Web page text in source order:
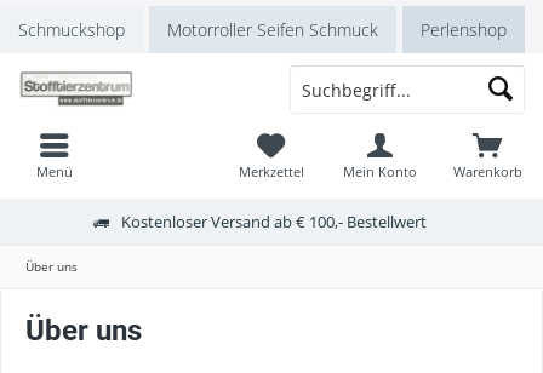
Schmuckshop Motorroller Seifen Schmuck Perlenshop
Kostenloser Versand ab € 100,- Bestellwert
Warenkorb
Merkzettel Mein Konto
Menü
Über uns
Über uns